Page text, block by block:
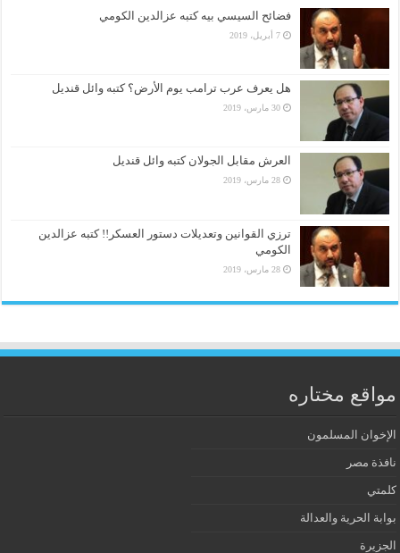
فضائح السيسي بيه كتبه عزالدين الكومي
7 أبريل، 2019
هل يعرف عرب ترامب يوم الأرض؟ كتبه وائل قنديل
30 مارس، 2019
العرش مقابل الجولان كتبه وائل قنديل
28 مارس، 2019
ترزي القوانين وتعديلات دستور العسكر!! كتبه عزالدين
الكومي
28 مارس، 2019
مواقع مختاره
الإخوان المسلمون
نافذة مصر
كلمتي
بوابة الحرية والعدالة
الجزيرة